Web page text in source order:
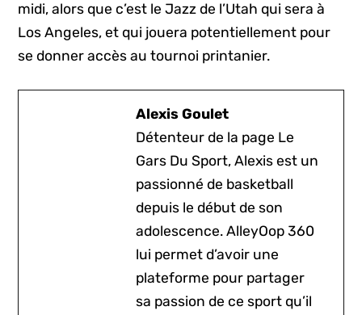
midi, alors que c’est le Jazz de l’Utah qui sera à
Los Angeles, et qui jouera potentiellement pour
se donner accès au tournoi printanier.
Alexis Goulet
Détenteur de la page Le
Gars Du Sport, Alexis est un
passionné de basketball
depuis le début de son
adolescence. AlleyOop 360
lui permet d’avoir une
plateforme pour partager
sa passion de ce sport qu’il